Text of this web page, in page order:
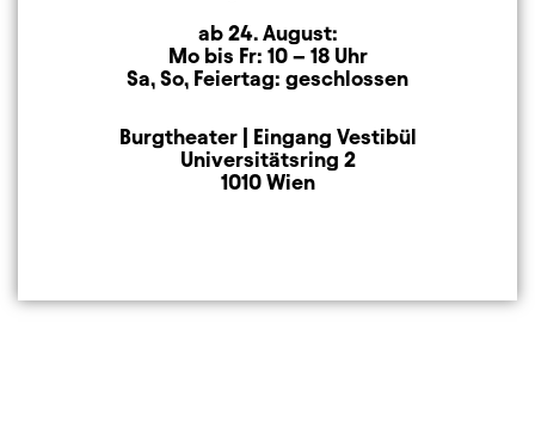
ab 24. August:
Mo bis Fr: 10 – 18 Uhr
Sa, So, Feiertag: geschlossen
Anschrift
Burgtheater | Eingang Vestibül
Universitätsring 2
1010 Wien